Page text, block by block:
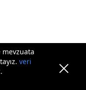
mevzuata
veri